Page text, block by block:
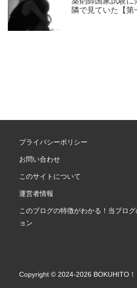
隣で見ていた【第
プライバシーポリシー
お問い合わせ
このサイトについて
運営者情報
このブログの特徴がわかる！当ブロ
ョン
Copyright © 2024-2026 BOKUHITO！